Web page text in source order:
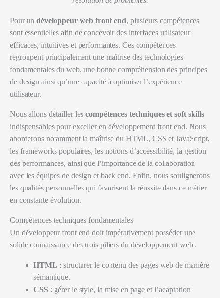
Pour un développeur web front end, plusieurs compétences
sont essentielles afin de concevoir des interfaces utilisateur
efficaces, intuitives et performantes. Ces compétences
regroupent principalement une maîtrise des technologies
fondamentales du web, une bonne compréhension des principes
de design ainsi qu’une capacité à optimiser l’expérience
utilisateur.
Nous allons détailler les compétences techniques et soft skills
indispensables pour exceller en développement front end. Nous
aborderons notamment la maîtrise du HTML, CSS et JavaScript,
les frameworks populaires, les notions d’accessibilité, la gestion
des performances, ainsi que l’importance de la collaboration
avec les équipes de design et back end. Enfin, nous soulignerons
les qualités personnelles qui favorisent la réussite dans ce métier
en constante évolution.
Compétences techniques fondamentales
Un développeur front end doit impérativement posséder une
solide connaissance des trois piliers du développement web :
HTML : structurer le contenu des pages web de manière
sémantique.
CSS : gérer le style, la mise en page et l’adaptation